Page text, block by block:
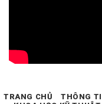
TRANG CHỦ THÔNG